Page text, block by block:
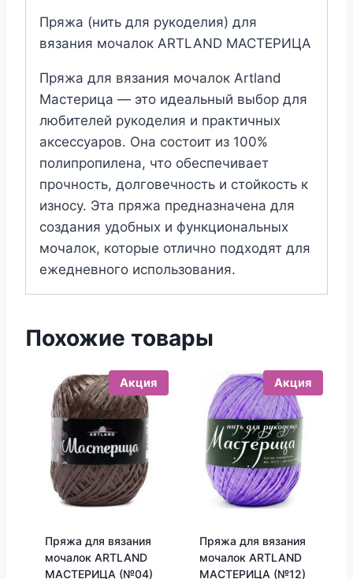
Пряжа (нить для рукоделия) для
вязания мочалок ARTLAND МАСТЕРИЦА
Пряжа для вязания мочалок Artland
Мастерица — это идеальный выбор для
любителей рукоделия и практичных
аксессуаров. Она состоит из 100%
полипропилена, что обеспечивает
прочность, долговечность и стойкость к
износу. Эта пряжа предназначена для
создания удобных и функциональных
мочалок, которые отлично подходят для
ежедневного использования.
Похожие товары
Акция
Пряжа для вязания
мочалок ARTLAND
МАСТЕРИЦА (№04)
Акция
Пряжа для вязания
мочалок ARTLAND
МАСТЕРИЦА (№12)